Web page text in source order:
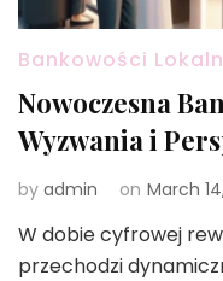
Bankowości
Nowoczesna
Wyzwania i
by admin on March
W dobie cyfrowej
przechodzi